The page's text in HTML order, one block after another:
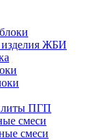
изделия ЖБИ
ПГП
смеси
смеси